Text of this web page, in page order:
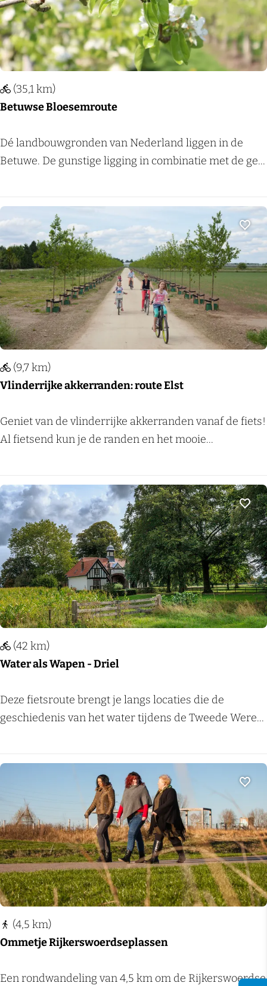
k
L
i
n
e
z
g
e
Betuwse Bloesemroute
B
e
s
e
B
l
o
e
s
m
r
u
t
(35,1 km)
Dé landbouwgronden van Nederland liggen in de
Betuwe. De gunstige ligging in combinatie met de ge...
Vlinderrijke akkerranden: route Elst
V
l
d
e
r
i
j
k
e
k
k
r
r
n
:
r
o
u
t
e
E
s
(9,7 km)
Geniet van de vlinderrijke akkerranden vanaf de fiets!
Al fietsend kun je de randen en het mooie...
Water als Wapen - Driel
W
a
r
s
W
a
p
e
-
D
(42 km)
Deze fietsroute brengt je langs locaties die de
geschiedenis van het water tijdens de Tweede Were...
Ommetje Rijkerswoerdseplassen
O
(4,5 km)
Een rondwandeling van 4,5 km om de Rijkerswoerdse